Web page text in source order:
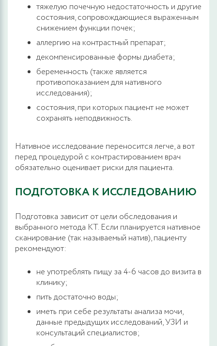
тяжелую почечную недостаточность и другие
состояния, сопровождающиеся выраженным
снижением функции почек;
аллергию на контрастный препарат;
декомпенсированные формы диабета;
беременность (также является
противопоказанием для нативного
исследования);
состояния, при которых пациент не может
сохранять неподвижность.
Нативное исследование переносится легче, а вот
перед процедурой с контрастированием врач
обязательно оценивает риски для пациента.
ПОДГОТОВКА К ИССЛЕДОВАНИЮ
Подготовка зависит от цели обследования и
выбранного метода КТ. Если планируется нативное
сканирование (так называемый натив), пациенту
рекомендуют:
не употреблять пищу за 4-6 часов до визита в
клинику;
пить достаточно воды;
иметь при себе результаты анализа мочи,
данные предыдущих исследований, УЗИ и
консультаций специалистов;